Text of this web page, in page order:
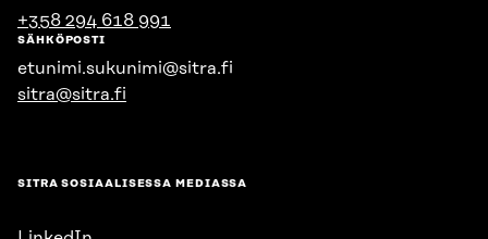
+358 294 618 991
SÄHKÖPOSTI
etunimi.sukunimi@sitra.fi
sitra@sitra.fi
SITRA SOSIAALISESSA MEDIASSA